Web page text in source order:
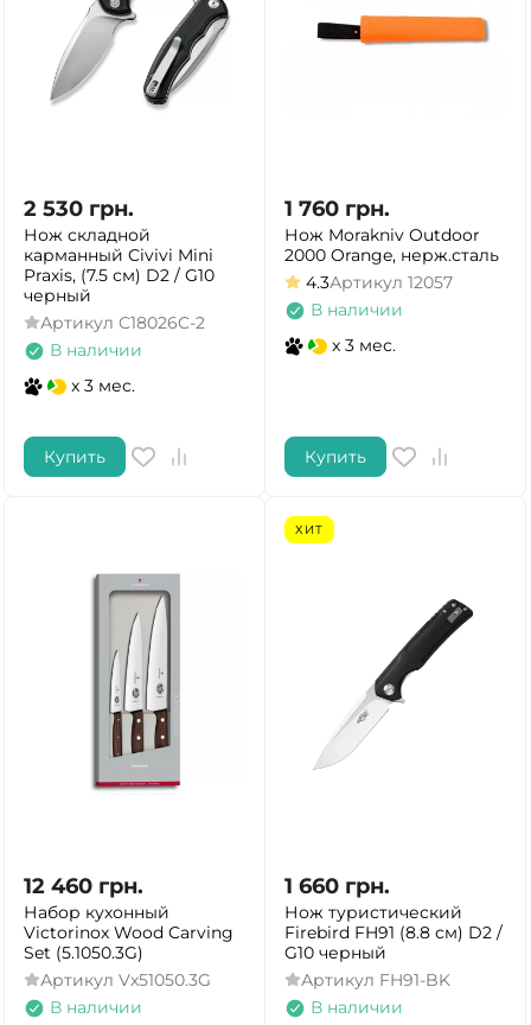
2 530 грн.
Нож складной
карманный Civivi Mini
Praxis, (7.5 см) D2 / G10
черный
Артикул C18026C-2
В наличии
x 3 мес.
Купить
1 760 грн.
Нож Morakniv Outdoor
2000 Orange, нерж.сталь
4.3Артикул 12057
В наличии
x 3 мес.
Купить
12 460 грн.
Набор кухонный
Victorinox Wood Carving
Set (5.1050.3G)
Артикул Vx51050.3G
В наличии
ХИТ
1 660 грн.
Нож туристический
Firebird FH91 (8.8 см) D2 /
G10 черный
Артикул FH91-BK
В наличии